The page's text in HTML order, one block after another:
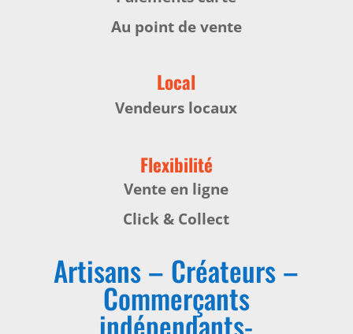
Au point de vente
Local
Vendeurs locaux
Flexibilité
Vente en ligne
Click & Collect
Artisans – Créateurs –
Commerçants
indépendants-